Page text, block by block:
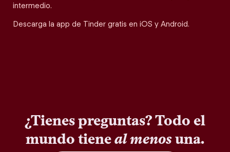
intermedio.
Descarga la app de Tinder gratis en iOS y Android.
¿Tienes preguntas? Todo el
mundo tieneal menosuna.